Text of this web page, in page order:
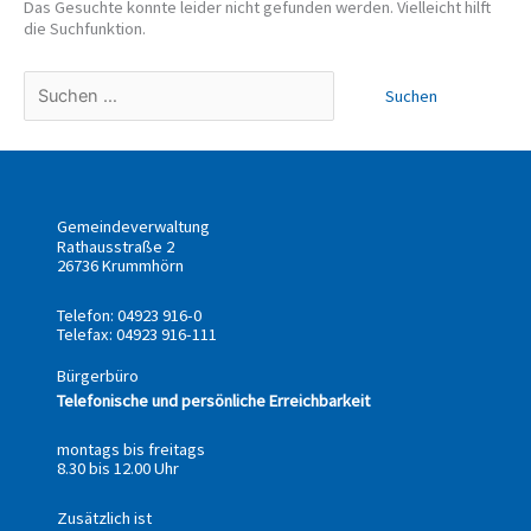
Das Gesuchte konnte leider nicht gefunden werden. Vielleicht hilft
die Suchfunktion.
Gemeindeverwaltung
Rathausstraße 2
26736 Krummhörn
Telefon: 04923 916-0
Telefax: 04923 916-111
Bürgerbüro
Telefonische und persönliche Erreichbarkeit
montags bis freitags
8.30 bis 12.00 Uhr
Zusätzlich ist